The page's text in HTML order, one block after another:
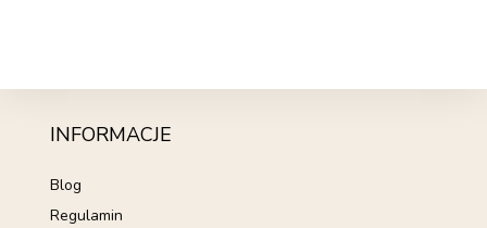
INFORMACJE
Blog
Regulamin